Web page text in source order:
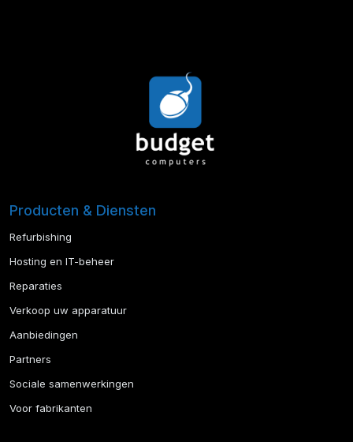
Producten & Diensten
Refurbishing
Hosting en IT-beheer
Reparaties
Verkoop uw apparatuur
Aanbiedingen
Partners
Sociale samenwerkingen
Voor fabrikanten